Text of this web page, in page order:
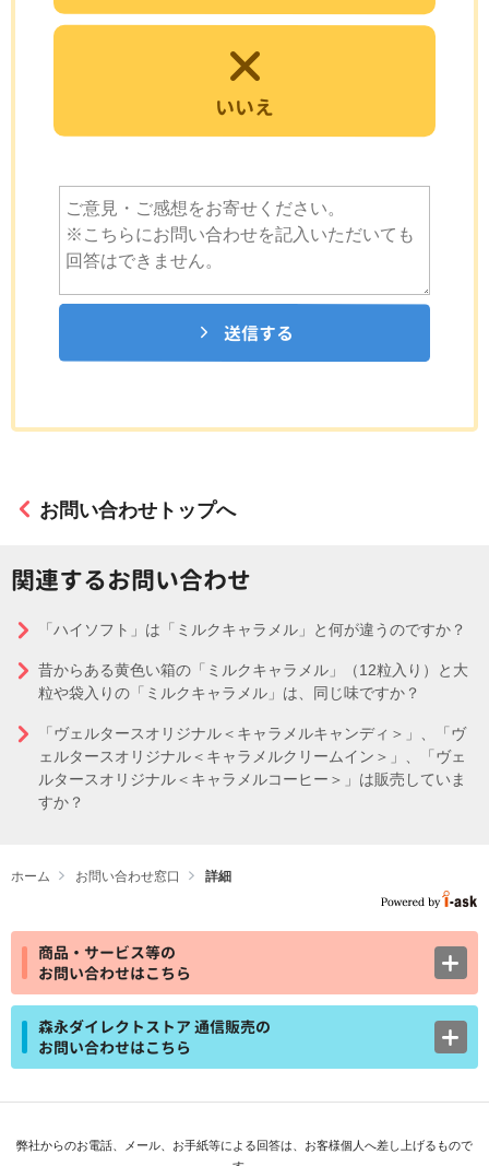
いいえ
送信する
お問い合わせトップへ
関連するお問い合わせ
「ハイソフト」は「ミルクキャラメル」と何が違うのですか？
昔からある黄色い箱の「ミルクキャラメル」（12粒入り）と大
粒や袋入りの「ミルクキャラメル」は、同じ味ですか？
「ヴェルタースオリジナル＜キャラメルキャンディ＞」、「ヴ
ェルタースオリジナル＜キャラメルクリームイン＞」、「ヴェ
ルタースオリジナル＜キャラメルコーヒー＞」は販売していま
すか？
ホーム お問い合わせ窓口 詳細
商品・サービス等の
お問い合わせはこちら
森永ダイレクトストア 通信販売の
お問い合わせはこちら
弊社からのお電話、メール、お手紙等による回答は、お客様個人へ差し上げるもので